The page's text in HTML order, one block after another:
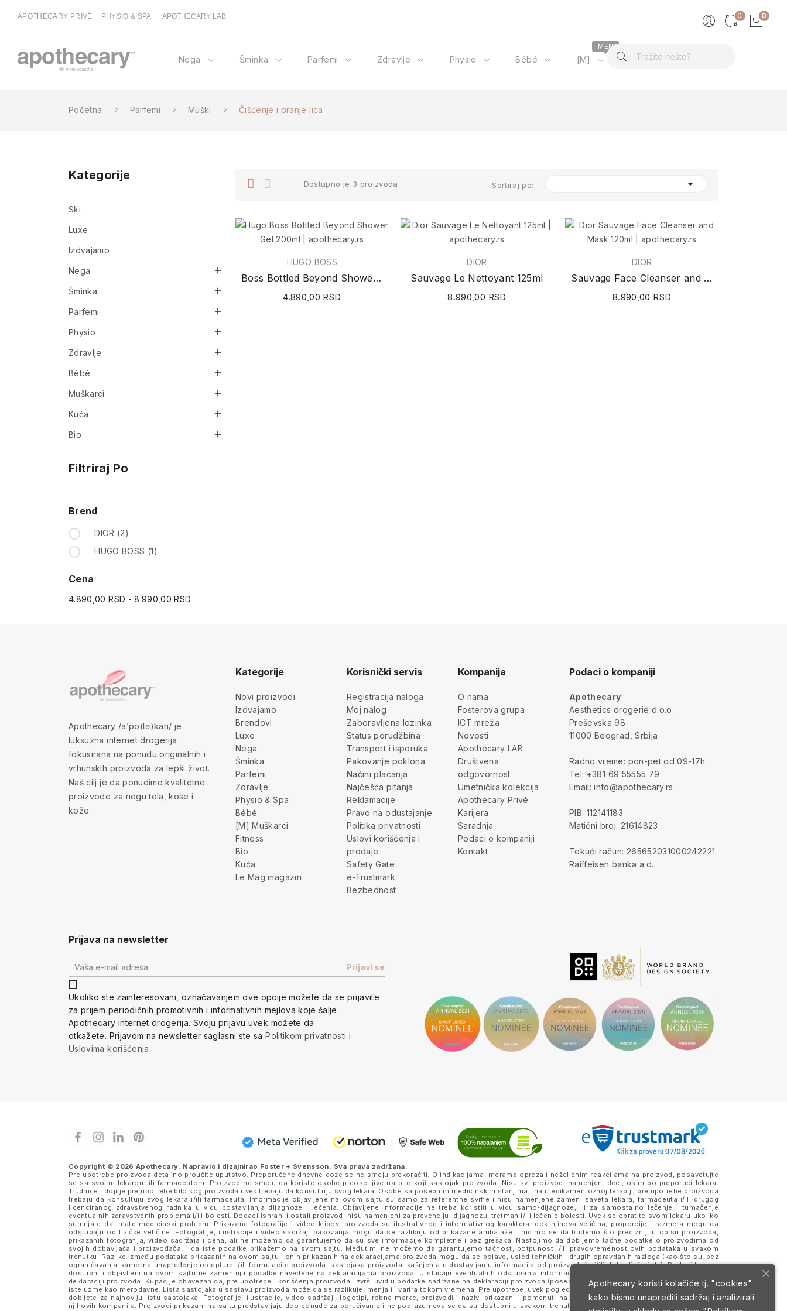
APOTHECARY PRIVÉ PHYSIO & SPA APOTHECARY LAB 0
0
Nega Šminka Parfemi Zdravlje Physio Bébé [M]
MEN
O nama
Početna Parfemi Muški Čišćenje i pranje lica
Kategorije
Ski
Luxe
Izdvajamo
Nega 
Šminka 
Parfemi 
Physio 
Zdravlje 
Bébé 
Muškarci 
Kuća 
Bio 
Filtriraj Po
Brend
DIOR (2)
HUGO BOSS (1)
Cena
4.890,00 RSD - 8.990,00 RSD
Dostupno je 3 proizvoda. Sortiraj po: 
HUGO BOSS
Boss Bottled Beyond Shower Gel 200ml
4.890,00 RSD
DIOR
Sauvage Le Nettoyant 125ml
8.990,00 RSD
DIOR
Sauvage Face Cleanser and Mask 120ml
8.990,00 RSD
Apothecary /a’po(tə)kari/ je
luksuzna internet drogerija
fokusirana na ponudu originalnih i
vrhunskih proizvoda za lepši život.
Naš cilj je da ponudimo kvalitetne
proizvode za negu tela, kose i
kože.
Kategorije
Novi proizvodi
Izdvajamo
Brendovi
Luxe
Nega
Šminka
Parfemi
Zdravlje
Physio & Spa
Bébé
[M] Muškarci
Fitness
Bio
Kuća
Le Mag magazin
Korisnički servis
Registracija naloga
Moj nalog
Zaboravljena lozinka
Status porudžbina
Transport i isporuka
Pakovanje poklona
Načini plaćanja
Najčešća pitanja
Reklamacije
Pravo na odustajanje
Politika privatnosti
Uslovi korišćenja i
prodaje
Safety Gate
e-Trustmark
Bezbednost
Kompanija
O nama
Fosterova grupa
ICT mreža
Novosti
Apothecary LAB
Društvena
odgovornost
Umetnička kolekcija
Apothecary Privé
Karijera
Saradnja
Podaci o kompaniji
Kontakt
Podaci o kompaniji
Apothecary
Aesthetics drogerie d.o.o.
Preševska 98
11000 Beograd, Srbija
Radno vreme: pon-pet od 09-17h
Tel: +381 69 55555 79
Email: info@apothecary.rs
PIB: 112141183
Matični broj: 21614823
Tekući račun: 265652031000242221
Raiffeisen banka a.d.
Prijava na newsletter
Ukoliko ste zainteresovani, označavanjem ove opcije možete da se prijavite
za prijem periodičnih promotivnih i informativnih mejlova koje šalje
Apothecary internet drogerija. Svoju prijavu uvek možete da
otkažete. Prijavom na newsletter saglasni ste saPolitikom privatnosti i
Uslovima korišćenja.
Copyright © 2026 Apothecary. Napravio i dizajnirao Foster + Svensson . Sva prava zadržana.
Pre upotrebe proizvoda detaljno proučite uputstvo. Preporučene dnevne doze se ne smeju prekoračiti. O indikacijama, merama opreza i neželjenim reakcijama na proizvod, posavetujte
se sa svojim lekarom ili farmaceutom. Proizvod ne smeju da koriste osobe preosetljive na bilo koji sastojak proizvoda. Nisu svi proizvodi namenjeni deci, osim po preporuci lekara.
Trudnice i dojilje pre upotrebe bilo kog proizvoda uvek trebaju da konsultuju svog lekara. Osobe sa posebnim medicinskim stanjima i na medikamentoznoj terapiji, pre upotrebe proizvoda
trebaju da konsultuju svog lekara i/ili farmaceuta. Informacije objavljene na ovom sajtu su samo za referentne svrhe i nisu namenjene zameni saveta lekara, farmaceuta i/ili drugog
licenciranog zdravstvenog radnika u vidu postavljanja dijagnoze i lečenja. Objavljene informacije ne treba koristiti u vidu samo-dijagnoze, ili za samostalno lečenje i tumačenje
eventualnih zdravstvenih problema i/ili bolesti. Dodaci ishrani i ostali proizvodi nisu namenjeni za prevenciju, dijagnozu, tretman i/ili lečenje bolesti. Uvek se obratite svom lekaru ukoliko
sumnjate da imate medicinski problem. Prikazane fotografije i video klipovi proizvoda su ilustrativnog i informativnog karaktera, dok njihova veličina, proporcije i razmera mogu da
odstupaju od fizičke veličine. Fotografije, ilustracije i video sadržaji pakovanja mogu da se razlikuju od prikazane ambalaže. Trudimo se da budemo što precizniji u opisu proizvoda,
prikazanih fotografija, video sadržaja i cena, ali ne možemo da garantujemo da su sve informacije kompletne i bez grešaka. Nastojimo da dobijemo tačne podatke o proizvodima od
svojih dobavljača i proizvođača, i da iste podatke prikažemo na svom sajtu. Međutim, ne možemo da garantujemo tačnost, potpunost i/ili pravovremenost ovih podataka u svakom
trenutku. Razlike između podataka prikazanih na ovom sajtu i onih prikazanih na deklaracijama proizvoda mogu da se pojave, usled tehničkih i drugih opravdanih razloga (kao što su, bez
ograničavanja samo na unapređenje recepture i/ili formulacije proizvoda, sastojaka proizvoda, kašnjenja u dostavljanju informacija od proizvođača i/ili dobavljača i dr.). Podaci koji su
dostupni i objavljeni na ovom sajtu ne zamenjuju podatke navedene na deklaracijama proizvoda. U slučaju eventualnih odstupanja informacija, merodavne su one koje se nalaze na
deklaraciji proizvoda. Kupac je obavezan da, pre upotrebe i korišćenja proizvoda, izvrši uvid u podatke sadržane na deklaraciji proizvoda (posebno na eventualno prisustvo alergena) i da
iste uzme kao merodavne. Lista sastojaka u sastavu proizvoda može da se razlikuje, menja ili varira tokom vremena. Pre upotrebe, uvek pogledajte deklaraciju i pakovanje proizvoda koje
dobijete za najnoviju listu sastojaka. Fotografije, ilustracije, video sadržaji, logotipi, robne marke, proizvodi i nazivi prikazani i pomenuti na sajtu mogu da budu ili jesu zaštitni znaci
njihovih kompanija. Proizvodi prikazani na sajtu predstavljaju deo ponude za poručivanje i ne podrazumeva se da su dostupni u svakom trenutku. Sve cene su izražene u dinarima (RSD)
Apothecary koristi kolačiće tj. "cookies"
kako bismo unapredili sadržaj i analizirali